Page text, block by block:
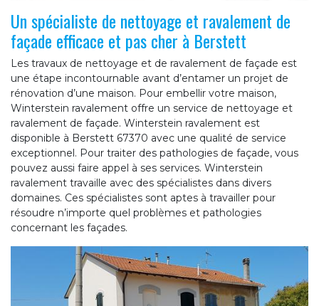
Un spécialiste de nettoyage et ravalement de
façade efficace et pas cher à Berstett
Les travaux de nettoyage et de ravalement de façade est
une étape incontournable avant d’entamer un projet de
rénovation d’une maison. Pour embellir votre maison,
Winterstein ravalement offre un service de nettoyage et
ravalement de façade. Winterstein ravalement est
disponible à Berstett 67370 avec une qualité de service
exceptionnel. Pour traiter des pathologies de façade, vous
pouvez aussi faire appel à ses services. Winterstein
ravalement travaille avec des spécialistes dans divers
domaines. Ces spécialistes sont aptes à travailler pour
résoudre n’importe quel problèmes et pathologies
concernant les façades.